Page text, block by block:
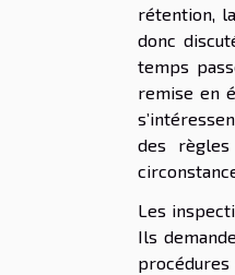
rétention,
donc
temps
remise en
des
Les
Ils